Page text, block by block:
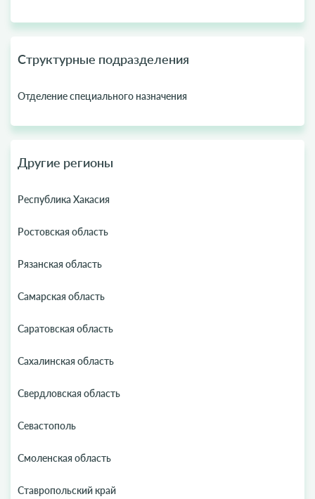
Структурные подразделения
Отделение специального назначения
Другие регионы
Республика Хакасия
Ростовская область
Рязанская область
Самарская область
Саратовская область
Сахалинская область
Свердловская область
Севастополь
Смоленская область
Ставропольский край